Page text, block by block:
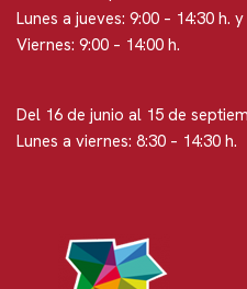
Lunes a jueves: 9:00 – 14:30 h.
Viernes: 9:00 – 14:00 h.
Del 16 de junio al 15 de
Lunes a viernes: 8:30 – 14:30 h.